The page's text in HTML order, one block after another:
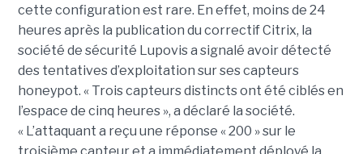
cette configuration est rare. En effet, moins de 24
heures après la publication du correctif Citrix, la
société de sécurité Lupovis a signalé avoir détecté
des tentatives d’exploitation sur ses capteurs
honeypot. « Trois capteurs distincts ont été ciblés en
l’espace de cinq heures », a déclaré la société.
« L’attaquant a reçu une réponse « 200 » sur le